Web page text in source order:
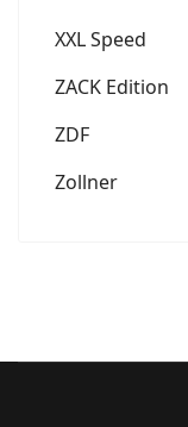
XXL Speed
ZACK Edition
ZDF
Zollner